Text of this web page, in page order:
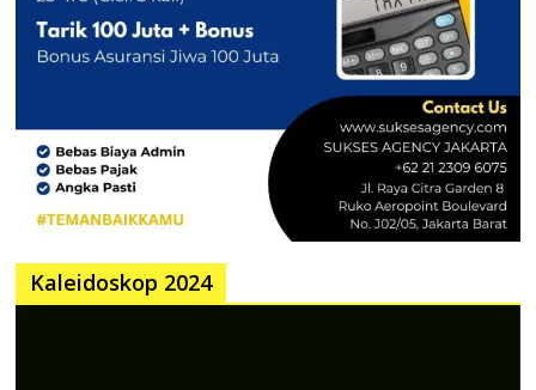
Kaleidoskop 2024